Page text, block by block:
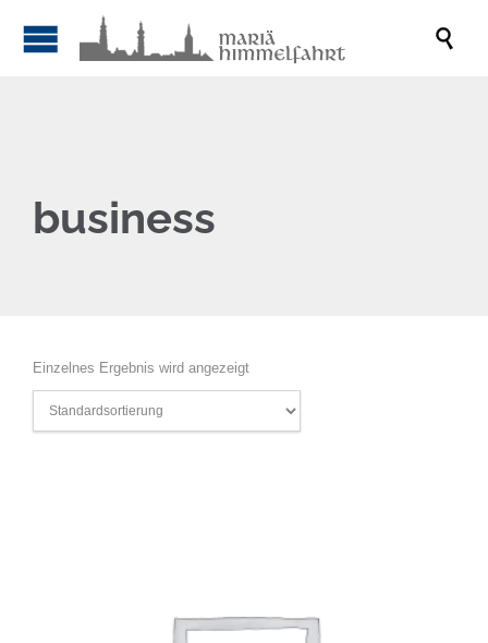

business
Einzelnes Ergebnis wird angezeigt